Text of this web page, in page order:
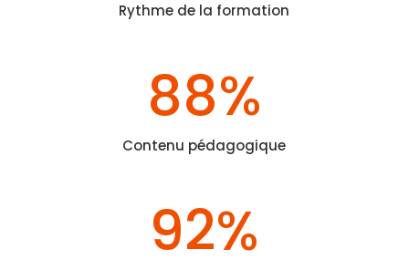
Rythme de la formation
88%
Contenu pédagogique
92%